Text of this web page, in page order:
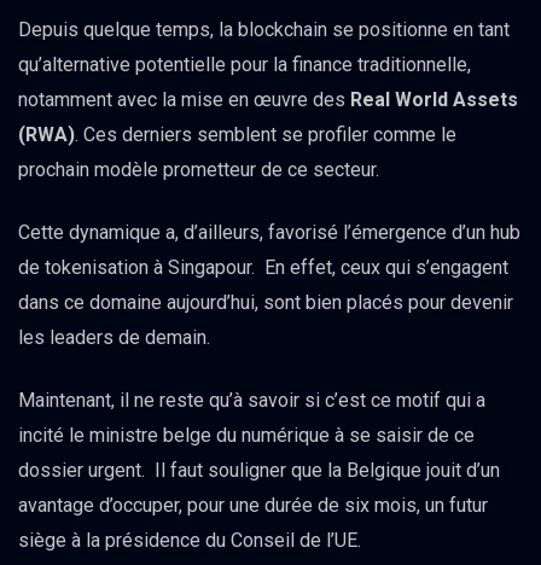
Depuis quelque temps, la blockchain se positionne en tant
qu’alternative potentielle pour la finance traditionnelle,
notamment avec la mise en œuvre des Real World Assets
(RWA). Ces derniers semblent se profiler comme le
prochain modèle prometteur de ce secteur.
Cette dynamique a, d’ailleurs, favorisé l’émergence d’un hub
de tokenisation à Singapour. En effet, ceux qui s’engagent
dans ce domaine aujourd’hui, sont bien placés pour devenir
les leaders de demain.
Maintenant, il ne reste qu’à savoir si c’est ce motif qui a
incité le ministre belge du numérique à se saisir de ce
dossier urgent. Il faut souligner que la Belgique jouit d’un
avantage d’occuper, pour une durée de six mois, un futur
siège à la présidence du Conseil de l’UE.